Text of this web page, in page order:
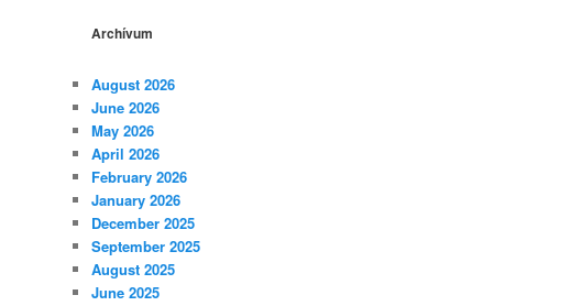
Archívum
August 2026
June 2026
May 2026
April 2026
February 2026
January 2026
December 2025
September 2025
August 2025
June 2025